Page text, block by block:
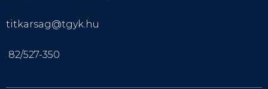
titkarsag@tgyk.hu
82/527-350